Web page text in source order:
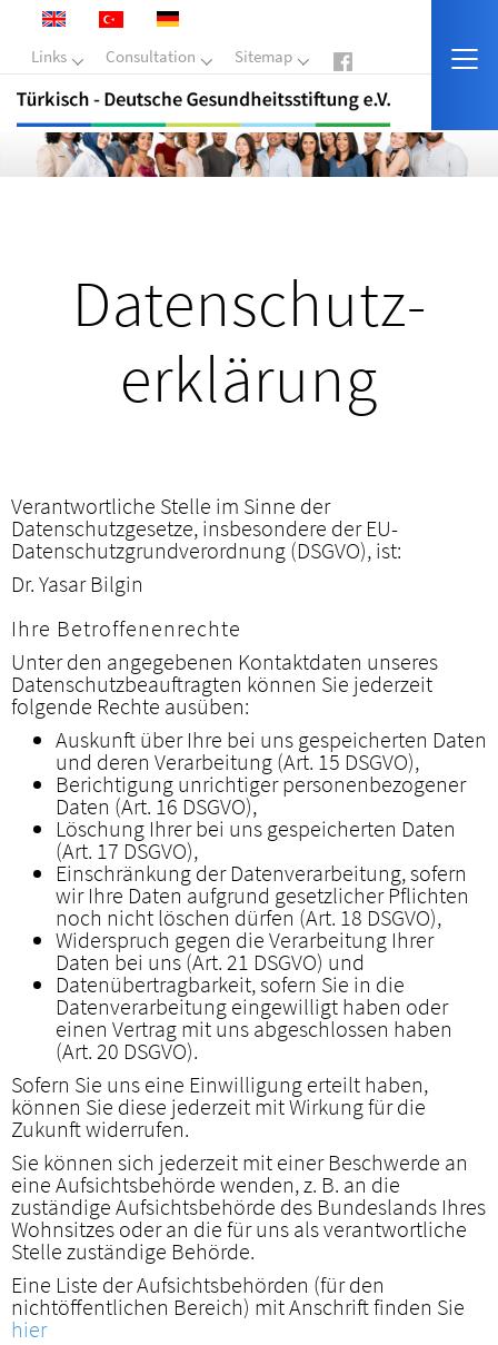
Links Consultation Sitemap
Datenschutz­
erklärung
Verantwortliche Stelle im Sinne der
Datenschutzgesetze, insbesondere der EU-
Datenschutzgrundverordnung (DSGVO), ist:
Dr. Yasar Bilgin
Ihre Betroffenenrechte
Unter den angegebenen Kontaktdaten unseres
Datenschutzbeauftragten können Sie jederzeit
folgende Rechte ausüben:
Auskunft über Ihre bei uns gespeicherten Daten
und deren Verarbeitung (Art. 15 DSGVO),
Berichtigung unrichtiger personenbezogener
Daten (Art. 16 DSGVO),
Löschung Ihrer bei uns gespeicherten Daten
(Art. 17 DSGVO),
Einschränkung der Datenverarbeitung, sofern
wir Ihre Daten aufgrund gesetzlicher Pflichten
noch nicht löschen dürfen (Art. 18 DSGVO),
Widerspruch gegen die Verarbeitung Ihrer
Daten bei uns (Art. 21 DSGVO) und
Datenübertragbarkeit, sofern Sie in die
Datenverarbeitung eingewilligt haben oder
einen Vertrag mit uns abgeschlossen haben
(Art. 20 DSGVO).
Sofern Sie uns eine Einwilligung erteilt haben,
können Sie diese jederzeit mit Wirkung für die
Zukunft widerrufen.
Sie können sich jederzeit mit einer Beschwerde an
eine Aufsichtsbehörde wenden, z. B. an die
zuständige Aufsichtsbehörde des Bundeslands Ihres
Wohnsitzes oder an die für uns als verantwortliche
Stelle zuständige Behörde.
Eine Liste der Aufsichtsbehörden (für den
nichtöffentlichen Bereich) mit Anschrift finden Sie
hier